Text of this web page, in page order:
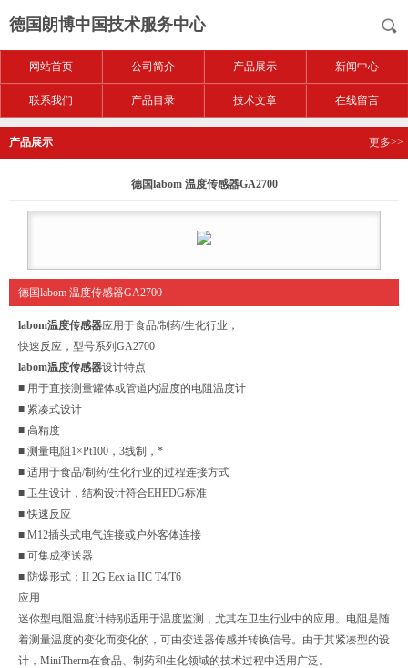
德国朗博中国技术服务中心
网站首页 公司简介 产品展示 新闻中心
联系我们 产品目录 技术文章 在线留言
产品展示 更多>>
德国labom 温度传感器GA2700
德国labom 温度传感器GA2700
labom温度传感器应用于食品/制药/生化行业，
快速反应，型号系列GA2700
labom温度传感器设计特点
■ 用于直接测量罐体或管道内温度的电阻温度计
■ 紧凑式设计
■ 高精度
■ 测量电阻1×Pt100，3线制，*
■ 适用于食品/制药/生化行业的过程连接方式
■ 卫生设计，结构设计符合EHEDG标准
■ 快速反应
■ M12插头式电气连接或户外客体连接
■ 可集成变送器
■ 防爆形式：II 2G Eex ia IIC T4/T6
应用
迷你型电阻温度计特别适用于温度监测，尤其在卫生行业中的应用。电阻是随
着测量温度的变化而变化的，可由变送器传感并转换信号。由于其紧凑型的设
计，MiniTherm在食品、制药和生化领域的技术过程中适用广泛。